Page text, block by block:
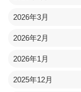
2026年3月
2026年2月
2026年1月
2025年12月